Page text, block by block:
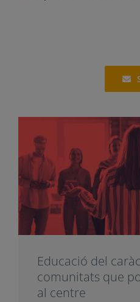
Educació del
comunitats que
al centre